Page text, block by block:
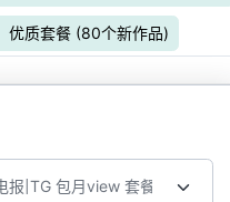
质套餐 (80个新作品)